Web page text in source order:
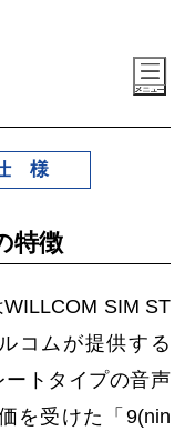
様
特徴
WILLCOM SIM ST
コムが提供する
ートタイプの音声
を受けた「9(nin